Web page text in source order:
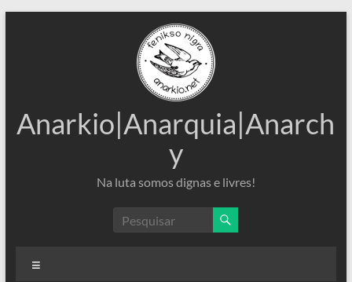
Anarkio|Anarquia|Anarch
y
Na luta somos dignas e livres!